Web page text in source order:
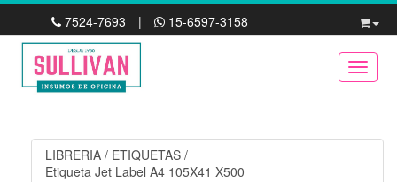
7524-7693 | 15-6597-3158
LIBRERIA / ETIQUETAS /
Etiqueta Jet Label A4 105X41 X500